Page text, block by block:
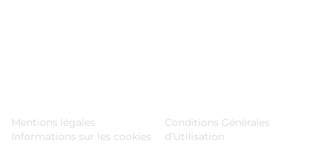
Mentions légales
Informations sur les cookies
Conditions Générales
d’Utilisation